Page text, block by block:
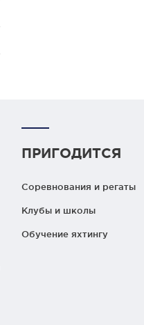
ПРИГОДИТСЯ
Соревнования и регаты
Клубы и школы
Обучение яхтингу